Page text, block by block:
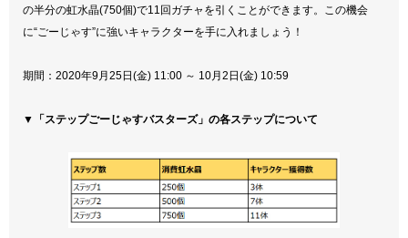
の半分の虹水晶(750個)で11回ガチャを引くことができます。この機会
に“ごーじゃす”に強いキャラクターを手に入れましょう！
期間：2020年9月25日(金) 11:00 ～ 10月2日(金) 10:59
▼「ステップごーじゃすバスターズ」の各ステップについて